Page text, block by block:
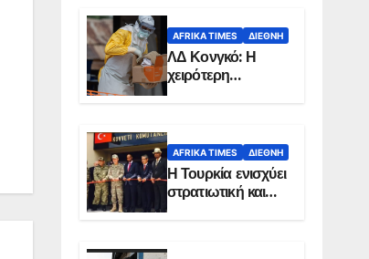
AFRIKA TIMES ΔΙΕΘΝΉ
ΛΔ Κονγκό: Η
χειρότερη
επιδημία Έμπολα
χώρας
AFRIKA TIMES ΔΙΕΘΝΉ
Η Τουρκία ενισχύει
στρατιωτική και
ενεργειακή
Σομαλία